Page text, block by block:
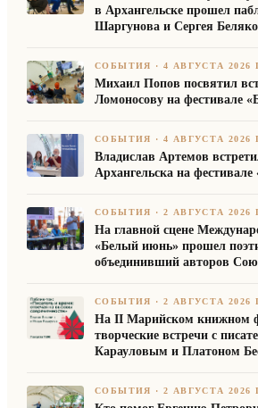
в Архангельске прошел
Шаргунова и Сергея
СОБЫТИЯ ·4 АВГУСТА 2026
Михаил Попов посвятил
Ломоносову на фестивале
СОБЫТИЯ ·4 АВГУСТА 2026
Владислав Артемов
Архангельска на
СОБЫТИЯ ·2 АВГУСТА 2026
На главной сцене
«Белый июнь» прошел
объединивший авторов
СОБЫТИЯ ·2 АВГУСТА 2026
На II Марийском книжном
творческие встречи с
Карауловым и Платоном
СОБЫТИЯ ·2 АВГУСТА 2026